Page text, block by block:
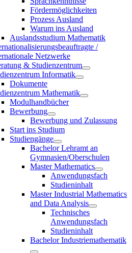
Fördermöglichkeiten
Prozess Ausland
Warum ins Ausland
Auslandsstudium Mathematik
/
Netzwerke
& Studienzentrum
Informatik
Dokumente
Mathematik
Modulhandbücher
Bewerbung
Bewerbung und Zulassung
Start ins Studium
Studiengänge
Bachelor Lehramt an
Gymnasien/Oberschulen
Master Mathematics
Anwendungsfach
Studieninhalt
Master Industrial Mathematics
and Data Analysis
Technisches
Anwendungsfach
Studieninhalt
Bachelor Industriemathematik